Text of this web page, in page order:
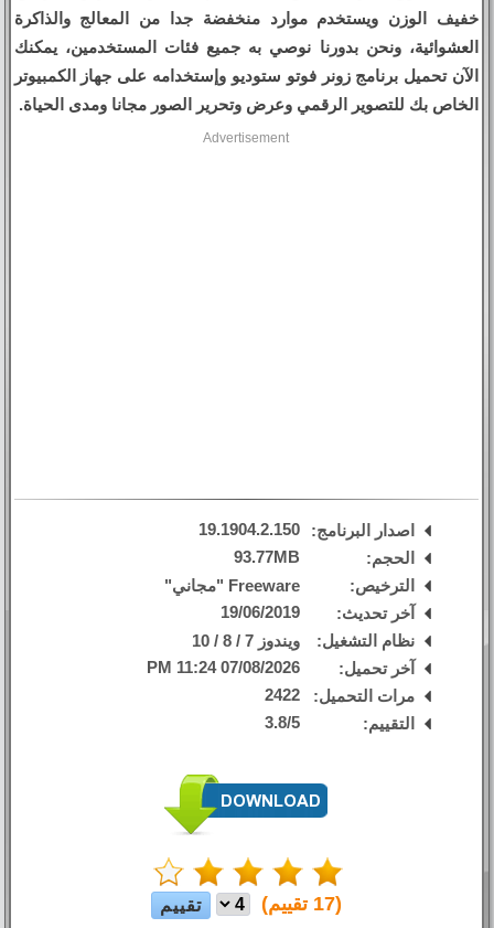
خفيف الوزن ويستخدم موارد منخفضة جدا من المعالج والذاكرة
العشوائية، ونحن بدورنا نوصي به جميع فئات المستخدمين، يمكنك
الآن تحميل برنامج زونر فوتو ستوديو وإستخدامه على جهاز الكمبيوتر
الخاص بك للتصوير الرقمي وعرض وتحرير الصور مجانا ومدى الحياة.
Advertisement
اصدار البرنامج:
19.1904.2.150
الحجم:
93.77MB
الترخيص:
Freeware "مجاني"
آخر تحديث:
19/06/2019
نظام التشغيل:
ويندوز 7 / 8 / 10
آخر تحميل:
07/08/2026 11:24 PM
مرات التحميل:
2422
التقييم:
3.8/5
(
17 تقييم)